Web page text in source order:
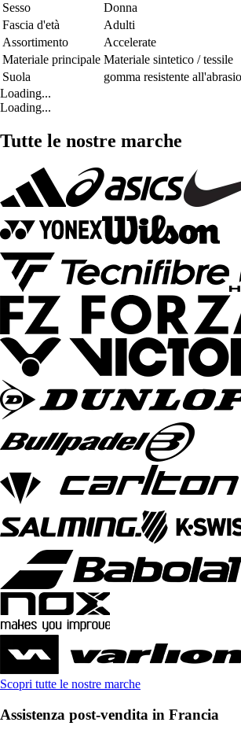
Sesso
Donna
Fascia d'età
Adulti
Assortimento
Accelerate
Materiale principale Materiale sintetico / tessile
Suola
gomma resistente
Loading...
Loading...
Tutte le nostre marche
Scopri tutte le nostre marche
Assistenza post-vendita in Francia